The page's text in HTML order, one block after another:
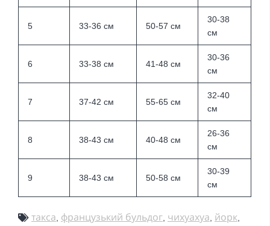
5 33-36 см 50-57 см
30-38
см
6 33-38 см 41-48 см
30-36
см
7 37-42 см 55-65 см
32-40
см
8 38-43 см 40-48 см
26-36
см
9 38-43 см 50-58 см
30-39
см
такса французький бульдог чихуахуа йорк